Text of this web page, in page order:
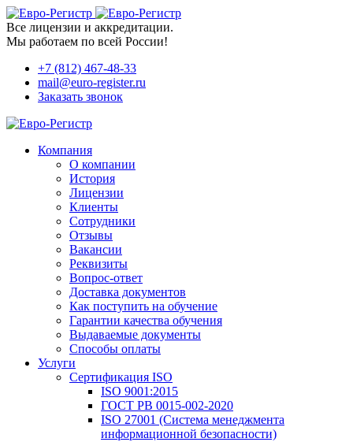
Все лицензии и аккредитации.
Мы работаем по всей России!
+7 (812) 467-48-33
mail@euro-register.ru
Заказать звонок
Компания
О компании
История
Лицензии
Клиенты
Сотрудники
Отзывы
Вакансии
Реквизиты
Вопрос-ответ
Доставка документов
Как поступить на обучение
Гарантии качества обучения
Выдаваемые документы
Способы оплаты
Услуги
Сертификация ISO
ISO 9001:2015
ГОСТ РВ 0015-002-2020
ISO 27001 (Система менеджмента
информационной безопасности)